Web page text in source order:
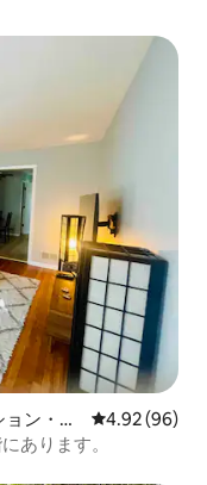
ン・ア
レビュー96
4.92 (96)
あります。